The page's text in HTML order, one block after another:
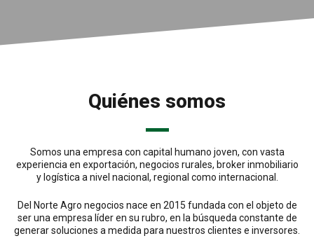
Quiénes somos
Somos una empresa con capital humano joven, con vasta
experiencia en exportación, negocios rurales, broker inmobiliario
y logística a nivel nacional, regional como internacional.
Del Norte Agro negocios nace en 2015 fundada con el objeto de
ser una empresa líder en su rubro, en la búsqueda constante de
generar soluciones a medida para nuestros clientes e inversores.